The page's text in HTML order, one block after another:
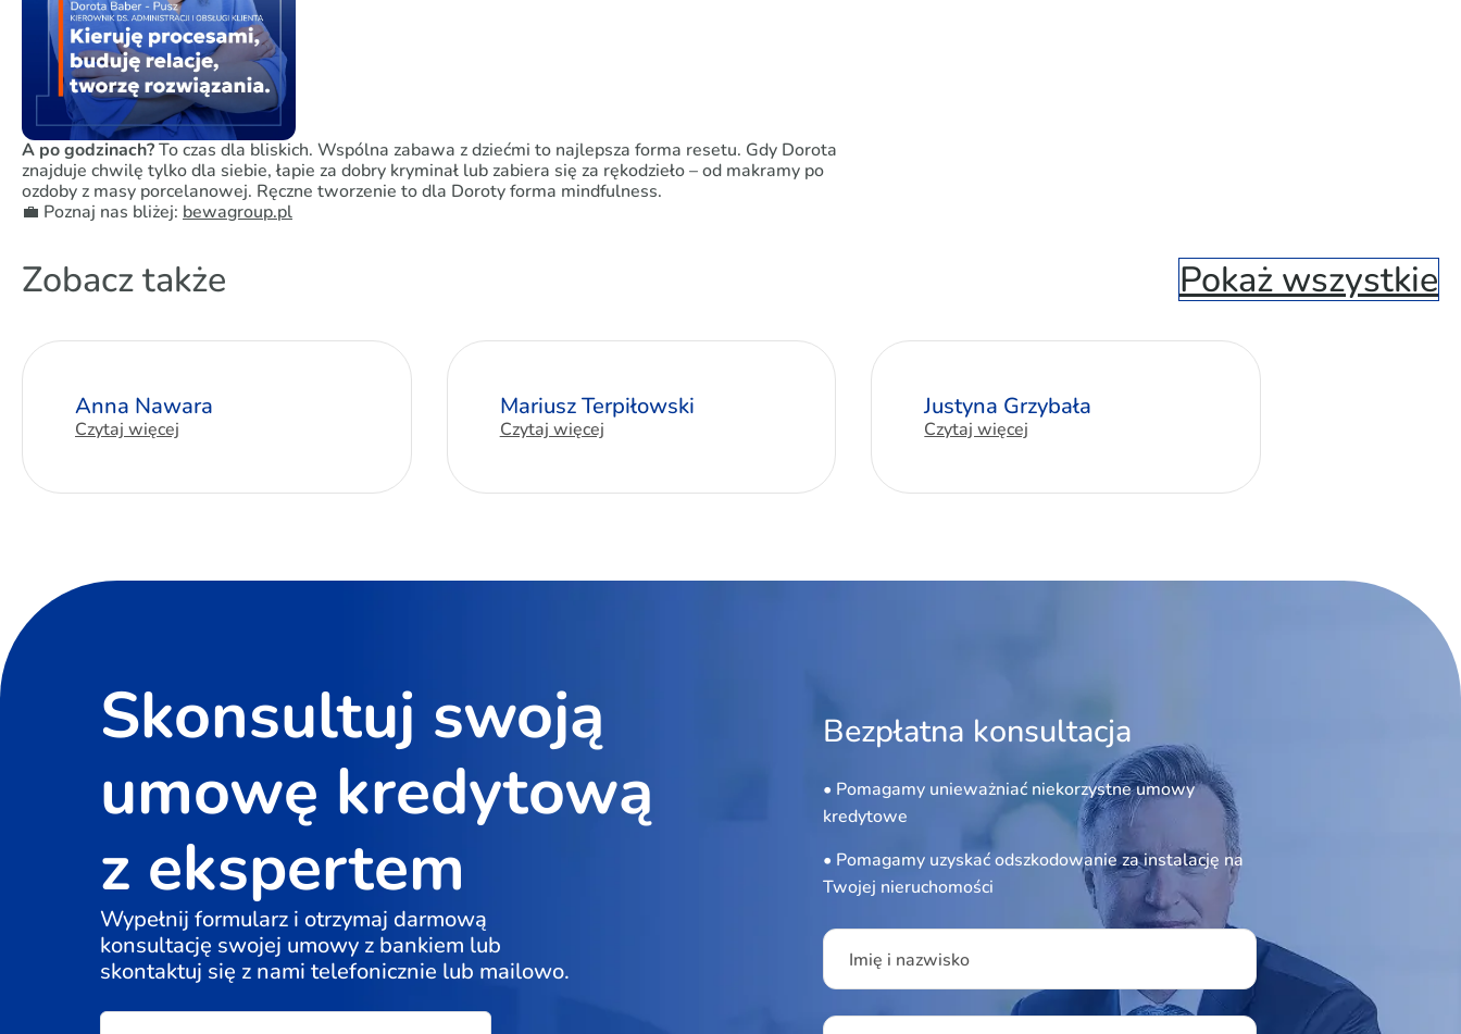
A po godzinach?To czas dla bliskich. Wspólna zabawa z dziećmi to najlepsza forma resetu. Gdy Dorota
znajduje chwilę tylko dla siebie, łapie za dobry kryminał lub zabiera się za rękodzieło – od makramy po
ozdoby z masy porcelanowej. Ręczne tworzenie to dla Doroty forma mindfulness.
💼 Poznaj nas bliżej: bewagroup.pl
Zobacz także Pokaż wszystkie
Anna Nawara
Czytaj więcej
Mariusz Terpiłowski
Czytaj więcej
Justyna Grzybała
Czytaj więcej
Skonsultuj swoją
umowę kredytową
z ekspertem
Wypełnij formularz i otrzymaj darmową
konsultację swojej umowy z bankiem lub
skontaktuj się z nami telefonicznie lub mailowo.
Bezpłatna konsultacja
• Pomagamy unieważniać niekorzystne umowy
kredytowe
• Pomagamy uzyskać odszkodowanie za instalację na
Twojej nieruchomości
Please leave this field empty.
Imię i nazwisko